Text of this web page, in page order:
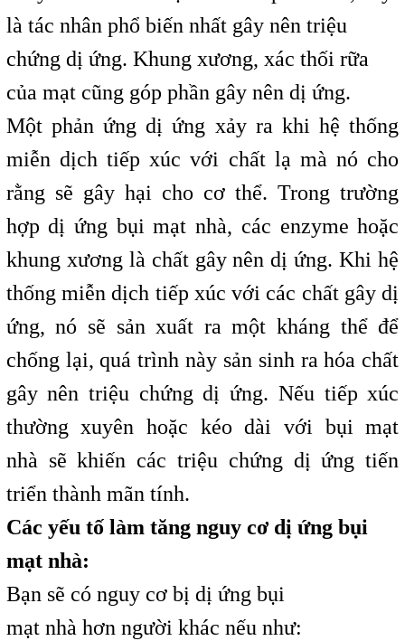
là tác nhân phổ biến nhất gây nên triệu
chứng dị ứng. Khung xương, xác thối rữa
của mạt cũng góp phần gây nên dị ứng.
Một phản ứng dị ứng xảy ra khi hệ thống
miễn dịch tiếp xúc với chất lạ mà nó cho
rằng sẽ gây hại cho cơ thể. Trong trường
hợp dị ứng bụi mạt nhà, các enzyme hoặc
khung xương là chất gây nên dị ứng. Khi hệ
thống miễn dịch tiếp xúc với các chất gây dị
ứng, nó sẽ sản xuất ra một kháng thể để
chống lại, quá trình này sản sinh ra hóa chất
gây nên triệu chứng dị ứng. Nếu tiếp xúc
thường xuyên hoặc kéo dài với bụi mạt
nhà sẽ khiến các triệu chứng dị ứng tiến
triển thành mãn tính.
Các yếu tố làm tăng nguy cơ dị ứng bụi
mạt nhà:
Bạn sẽ có nguy cơ bị dị ứng bụi
mạt nhà hơn người khác nếu như: